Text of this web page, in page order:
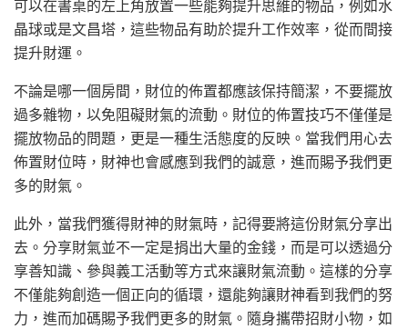
可以在書桌的左上角放置一些能夠提升思維的物品，例如水
晶球或是文昌塔，這些物品有助於提升工作效率，從而間接
提升財運。
不論是哪一個房間，財位的佈置都應該保持簡潔，不要擺放
過多雜物，以免阻礙財氣的流動。財位的佈置技巧不僅僅是
擺放物品的問題，更是一種生活態度的反映。當我們用心去
佈置財位時，財神也會感應到我們的誠意，進而賜予我們更
多的財氣。
此外，當我們獲得財神的財氣時，記得要將這份財氣分享出
去。分享財氣並不一定是捐出大量的金錢，而是可以透過分
享善知識、參與義工活動等方式來讓財氣流動。這樣的分享
不僅能夠創造一個正向的循環，還能夠讓財神看到我們的努
力，進而加碼賜予我們更多的財氣。隨身攜帶招財小物，如